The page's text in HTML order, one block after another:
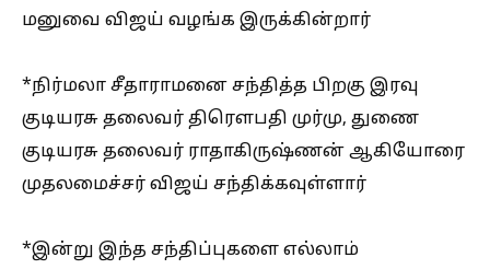
மனுவை விஜய் வழங்க இருக்கின்றார்
*நிர்மலா சீதாராமனை சந்தித்த பிறகு இரவு
குடியரசு தலைவர் திரௌபதி முர்மு, துணை
குடியரசு தலைவர் ராதாகிருஷ்ணன் ஆகியோரை
முதலமைச்சர் விஜய் சந்திக்கவுள்ளார்
*இன்று இந்த சந்திப்புகளை எல்லாம்